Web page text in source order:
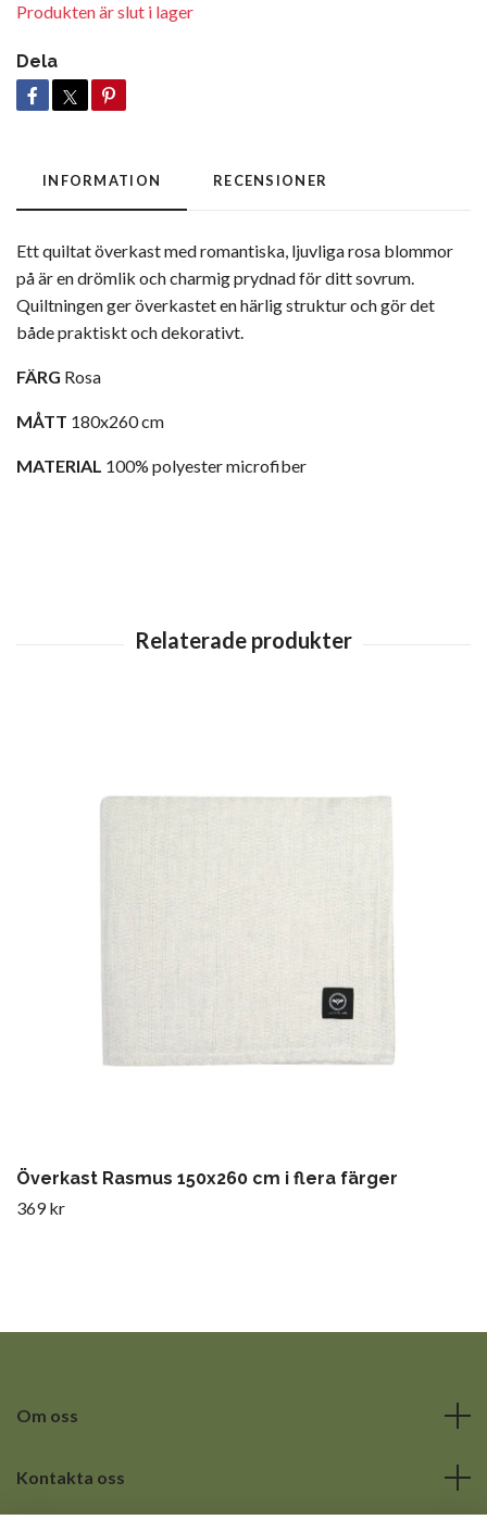
Produkten är slut i lager
Dela
INFORMATION RECENSIONER
Ett quiltat överkast med romantiska, ljuvliga rosa blommor
på är en drömlik och charmig prydnad för ditt sovrum.
Quiltningen ger överkastet en härlig struktur och gör det
både praktiskt och dekorativt.
FÄRG Rosa
MÅTT 180x260 cm
MATERIAL 100% polyester microfiber
Överkast Rasmus 150x260 cm i flera färger
369 kr
Om oss
Kontakta oss